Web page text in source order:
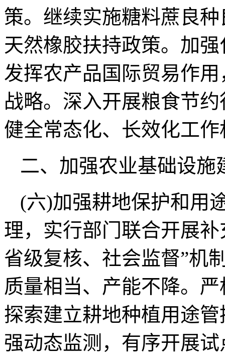
策。继续实施糖料蔗良
天然橡胶扶持政策。加
发挥农产品国际贸易作
战略。深入开展粮食节
健全常态化、长效化工
二、加强农业基础设施
(六)加强耕地保护和用
理，实行部门联合开展
省级复核、社会监督”机
质量相当、产能不降。
探索建立耕地种植用途
强动态监测，有序开展